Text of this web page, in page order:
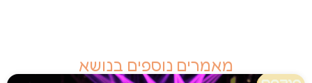
מאמרים נוספים בנושא